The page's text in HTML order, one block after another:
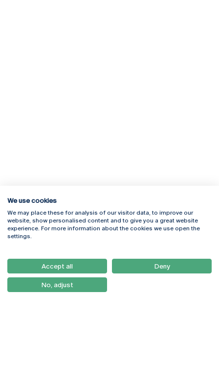
Rua Diogo Botelho 1327
4169-005 Porto
+351 226 196 240
Campus Online
Webmail
Como Chegar
Newsletter
We use cookies
We may place these for analysis of our visitor data, to improve our
website, show personalised content and to give you a great website
experience. For more information about the cookies we use open the
settings.
Accept all Deny
No, adjust